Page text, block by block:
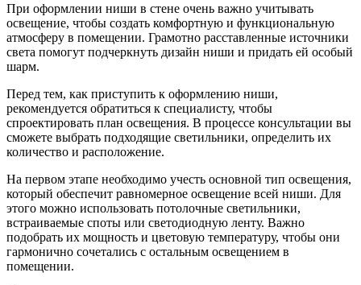
При оформлении ниши в стене очень важно учитывать
освещение, чтобы создать комфортную и функциональную
атмосферу в помещении. Грамотно расставленные источники
света помогут подчеркнуть дизайн ниши и придать ей особый
шарм.
Перед тем, как приступить к оформлению ниши,
рекомендуется обратиться к специалисту, чтобы
спроектировать план освещения. В процессе консультации вы
сможете выбрать подходящие светильники, определить их
количество и расположение.
На первом этапе необходимо учесть основной тип освещения,
который обеспечит равномерное освещение всей ниши. Для
этого можно использовать потолочные светильники,
встраиваемые споты или светодиодную ленту. Важно
подобрать их мощность и цветовую температуру, чтобы они
гармонично сочетались с остальным освещением в
помещении.